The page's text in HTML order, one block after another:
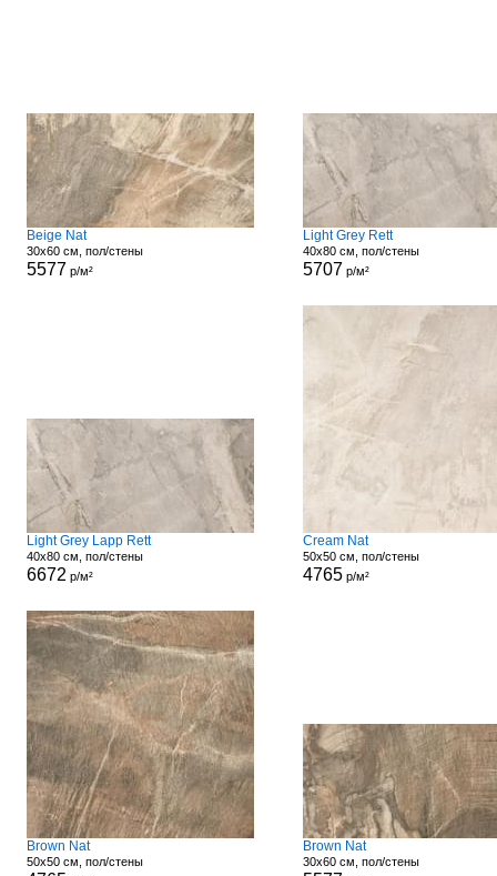
Beige Nat
30x60 см, пол/стены
5577 р/м²
Light Grey Rett
40x80 см, пол/стены
5707 р/м²
Light Grey Lapp Rett
40x80 см, пол/стены
6672 р/м²
Cream Nat
50x50 см, пол/стены
4765р/м²
Brown Nat
50x50 см, пол/стены
Brown Nat
30x60 см, пол/стены